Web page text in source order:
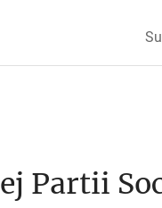
Partii